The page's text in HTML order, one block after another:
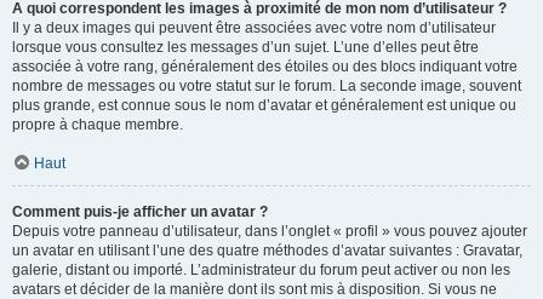
A quoi correspondent les images à proximité de mon nom d’utilisateur ?
Il y a deux images qui peuvent être associées avec votre nom d’utilisateur
lorsque vous consultez les messages d’un sujet. L’une d’elles peut être
associée à votre rang, généralement des étoiles ou des blocs indiquant votre
nombre de messages ou votre statut sur le forum. La seconde image, souvent
plus grande, est connue sous le nom d’avatar et généralement est unique ou
propre à chaque membre.
Haut
Comment puis-je afficher un avatar ?
Depuis votre panneau d’utilisateur, dans l’onglet « profil » vous pouvez ajouter
un avatar en utilisant l’une des quatre méthodes d’avatar suivantes : Gravatar,
galerie, distant ou importé. L’administrateur du forum peut activer ou non les
avatars et décider de la manière dont ils sont mis à disposition. Si vous ne